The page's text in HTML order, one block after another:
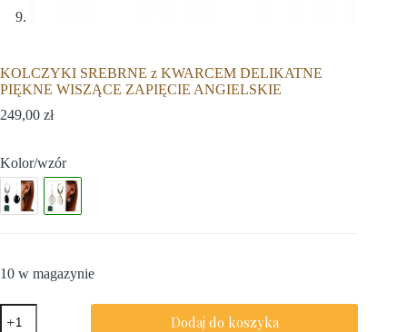
KOLCZYKI SREBRNE z KWARCEM DELIKATNE
PIĘKNE WISZĄCE ZAPIĘCIE ANGIELSKIE
249,00 zł
Kolor/wzór
10 w magazynie
Dodaj do koszyka